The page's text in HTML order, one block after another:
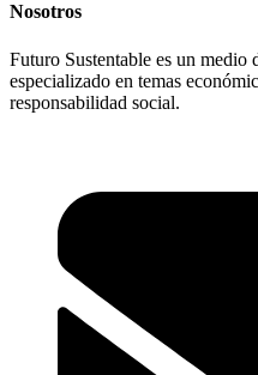
Nosotros
Futuro Sustentable es un medio
especializado en temas
responsabilidad social.